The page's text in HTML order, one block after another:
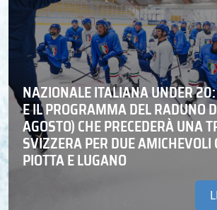
NAZIONALE ITALIANA UNDER 20:
E IL PROGRAMMA DEL RADUNO
AGOSTO) CHE PRECEDERÀ UNA
SVIZZERA PER DUE
PIOTTA E LUGANO